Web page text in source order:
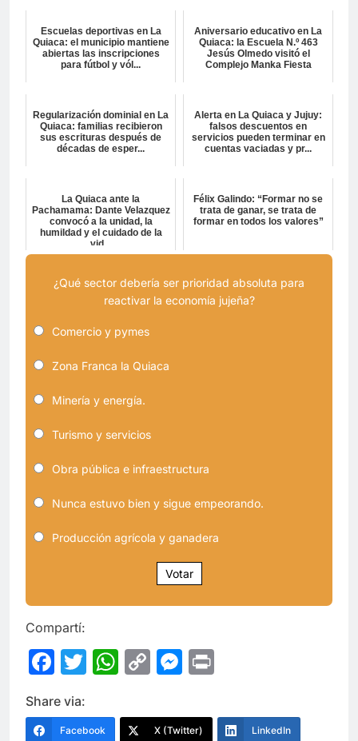
Escuelas deportivas en La
Quiaca: el municipio mantiene
abiertas las inscripciones
para fútbol y vól...
Aniversario educativo en La
Quiaca: la Escuela N.º 463
Jesús Olmedo visitó el
Complejo Manka Fiesta
Regularización dominial en La
Quiaca: familias recibieron
sus escrituras después de
décadas de esper...
Alerta en La Quiaca y Jujuy:
falsos descuentos en
servicios pueden terminar en
cuentas vaciadas y pr...
La Quiaca ante la
Pachamama: Dante Velazquez
convocó a la unidad, la
humildad y el cuidado de la
vid...
Félix Galindo: “Formar no se
trata de ganar, se trata de
formar en todos los valores”
¿Qué sector debería ser prioridad absoluta para
reactivar la economía jujeña?
Comercio y pymes
Zona Franca la Quiaca
Minería y energía.
Turismo y servicios
Obra pública e infraestructura
Nunca estuvo bien y sigue empeorando.
Producción agrícola y ganadera
Votar
Compartí:
Facebook
Twitter
WhatsApp
CopyMessenger
Share via:
Facebook X (Twitter) LinkedIn